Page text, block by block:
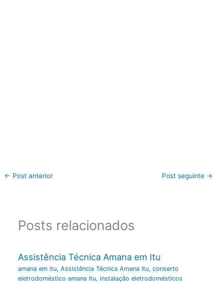
← Post anterior Post seguinte →
Posts relacionados
Assistência Técnica Amana em Itu
amana em itu, Assistência Técnica Amana Itu, conserto
eletrodoméstico amana itu, instalação eletrodomésticos